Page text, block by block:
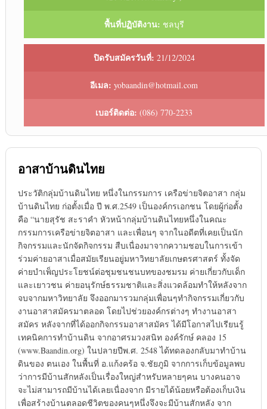
พื้นที่ปฏิบัติงาน: ชลบุรี
ปิดรับสมัครวันที่: 21/12/2024
อีเมล: yobaandin@hotmail.com
เบอร์ติดต่อ: (086) 770-2233
อาสาบ้านดินไทย
ประวัติกลุ่มบ้านดินไทย หนึ่งในกรรมการ เครือข่ายจิตอาสา กลุ่ม
บ้านดินไทย ก่อตั้งเมื่อ ปี พ.ศ.2549 เป็นองค์กรเอกชน โดยผู้ก่อตั้ง
คือ “นายสุรัช สะราคำ หัวหน้ากลุ่มบ้านดินไทยหนึ่งในคณะ
กรรมการเครือข่ายจิตอาสา และเพื่อนๆ จากในอดีตที่เคยเป็นนัก
กิจกรรมและนักจัดกิจกรรม สืบเนื่องมาจากความชอบในการเข้า
ร่วมค่ายอาสาเมื่อสมัยเรียนอยู่มหาวิทยาลัยเกษตรศาสตร์ ทั้งจัด
ค่ายบำเพ็ญประโยชน์ต่อชุมชนชนบทของชมรม ค่ายเกี่ยวกับเด็ก
และเยาวชน ค่ายอนุรักษ์ธรรมชาติและสิ่งแวดล้อมทำให้หลังจาก
จบจากมหาวิทยาลัย จึงออกมารวมกลุ่มเพื่อนๆทำกิจกรรมเกี่ยวกับ
งานอาสาสมัครมาตลอด โดยไปช่วยองค์กรต่างๆ ทำงานอาสา
สมัคร หลังจากที่ได้ออกกิจกรรมอาสาสมัคร ได้มีโอกาสไปเรียนรู้
เทคนิคการทำบ้านดิน จากอาศรมวงสนิท องค์รักษ์ คลอง 15
(www.Baandin.org) ในปลายปีพ.ศ. 2548 ได้ทดลองกลับมาทำบ้าน
ดินของ ตนเอง ในพื้นที่ อ.แก้งคร้อ จ.ชัยภูมิ จากการเก็บข้อมูลพบ
ว่าการมีบ้านสักหลังเป็นเรื่องใหญ่สำหรับหลายๆคน บางคนอาจ
จะไม่สามารถมีบ้านได้เลยเนื่องจาก มีรายได้น้อยหรือต้องเก็บเงิน
เพื่อสร้างบ้านตลอดชีวิตของคนๆหนึ่งจึงจะมีบ้านสักหลัง จาก